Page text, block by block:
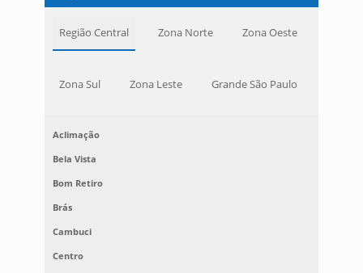
Região Central Zona Norte Zona Oeste
Zona Sul Zona Leste Grande São Paulo
Aclimação
Bela Vista
Bom Retiro
Brás
Cambuci
Centro